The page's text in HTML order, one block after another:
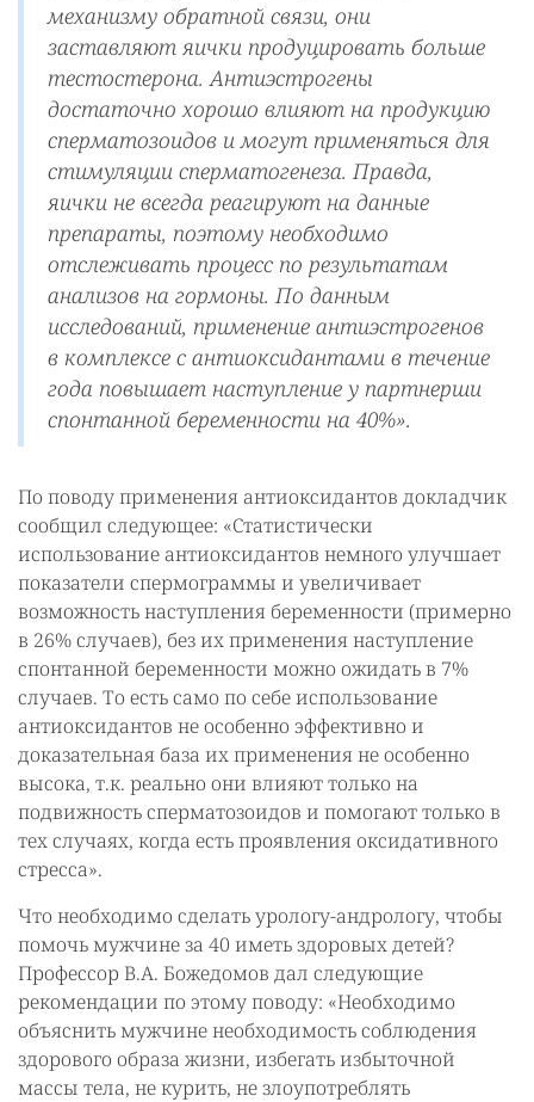
механизму обратной связи, они
заставляют яички продуцировать больше
тестостерона. Антиэстрогены
достаточно хорошо влияют на продукцию
сперматозоидов и могут применяться для
стимуляции сперматогенеза. Правда,
яички не всегда реагируют на данные
препараты, поэтому необходимо
отслеживать процесс по результатам
анализов на гормоны. По данным
исследований, применение антиэстрогенов
в комплексе с антиоксидантами в течение
года повышает наступление у партнерши
спонтанной беременности на 40%».
По поводу применения антиоксидантов докладчик
сообщил следующее: «Статистически
использование антиоксидантов немного улучшает
показатели спермограммы и увеличивает
возможность наступления беременности (примерно
в 26% случаев), без их применения наступление
спонтанной беременности можно ожидать в 7%
случаев. То есть само по себе использование
антиоксидантов не особенно эффективно и
доказательная база их применения не особенно
высока, т.к. реально они влияют только на
подвижность сперматозоидов и помогают только в
тех случаях, когда есть проявления оксидативного
стресса».
Что необходимо сделать урологу-андрологу, чтобы
помочь мужчине за 40 иметь здоровых детей?
Профессор В.А. Божедомов дал следующие
рекомендации по этому поводу: «Необходимо
объяснить мужчине необходимость соблюдения
здорового образа жизни, избегать избыточной
массы тела, не курить, не злоупотреблять